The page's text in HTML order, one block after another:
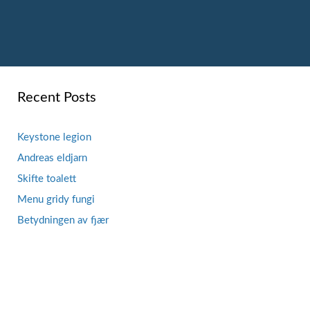
Recent Posts
Keystone legion
Andreas eldjarn
Skifte toalett
Menu gridy fungi
Betydningen av fjær